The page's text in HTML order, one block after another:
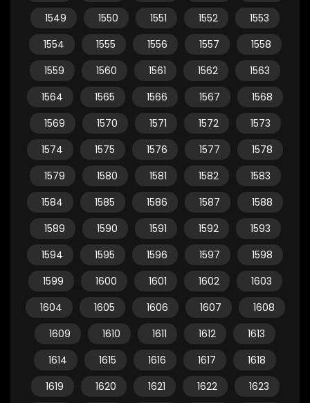
1549
1550 1551 1552
1553
1554
1555 1556 1557
1558
1559
1560 1561 1562
1563
1564
1565 1566 1567
1568
1569
1570 1571 1572
1573
1574
1575 1576 1577
1578
1579
1580 1581 1582
1583
1584
1585 1586 1587
1588
1589
1590 1591 1592
1593
1594
1595 1596 1597
1598
1599
1600 1601 1602
1603
1604
1605 1606 1607
1608
1609
1610 1611 1612
1613
1614
1615 1616 1617
1618
1619
1620 1621 1622
1623